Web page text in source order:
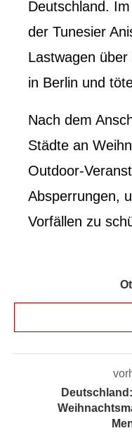
Deutschland.
der Tunesier
Lastwagen
in Berlin und
Nach dem
Städte an
Outdoor-
Absperrungen,
Vorfällen zu